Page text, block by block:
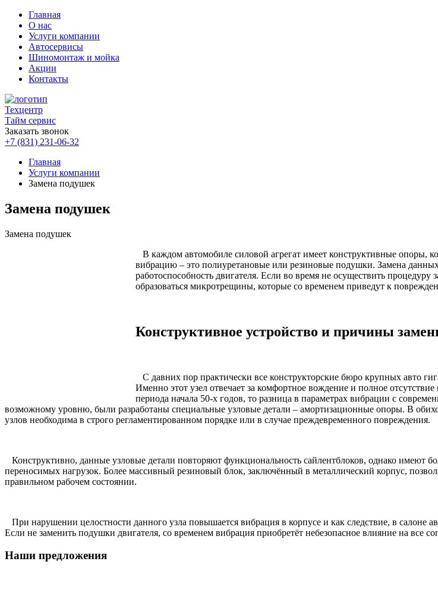
Главная
О нас
Услуги компании
Автосервисы
Шиномонтаж и мойка
Акции
Контакты
Техцентр
Тайм сервис
Заказать звонок
+7 (831) 231-06-32
Главная
Услуги компании
Замена подушек
Замена подушек
Замена подушек
В каждом автомобиле силовой агрегат имеет конструктивные
вибрацию – это полиуретановые или резиновые подушки. Замена
работоспособность двигателя. Если во время не осуществить
образоваться микротрещины, которые со временем приведут к
Конструктивное устройство и причины
С давних пор практически все конструкторские бюро крупных авто
Именно этот узел отвечает за комфортное вождение и полное
периода начала 50-х годов, то разница в параметрах вибрации с
возможному уровню, были разработаны специальные узловые детали – амортизационные опоры. В
узлов необходима в строго регламентированном порядке или в случае преждевременного повреждения.
Конструктивно, данные узловые детали повторяют функциональность сайлентблоков, однако
переносимых нагрузок. Более массивный резиновый блок, заключённый в металлический корпус,
правильном рабочем состоянии.
При нарушении целостности данного узла повышается вибрация в корпусе и как следствие, в салоне
Если не заменить подушки двигателя, со временем вибрация приобретёт небезопасное влияние на все
Наши предложения